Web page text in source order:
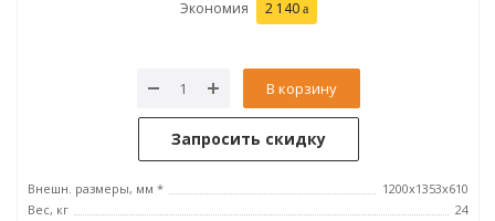
Экономия 2 140
В корзину
Запросить скидку
Внешн. размеры, мм *
1200x1353x610
Вес, кг
24